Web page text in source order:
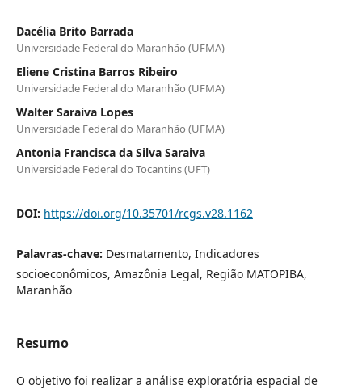
Dacélia Brito Barrada
Universidade Federal do Maranhão (UFMA)
Eliene Cristina Barros Ribeiro
Universidade Federal do Maranhão (UFMA)
Walter Saraiva Lopes
Universidade Federal do Maranhão (UFMA)
Antonia Francisca da Silva Saraiva
Universidade Federal do Tocantins (UFT)
DOI: https://doi.org/10.35701/rcgs.v28.1162
Palavras-chave: Desmatamento, Indicadores
socioeconômicos, Amazônia Legal, Região MATOPIBA,
Maranhão
Resumo
O objetivo foi realizar a análise exploratória espacial de